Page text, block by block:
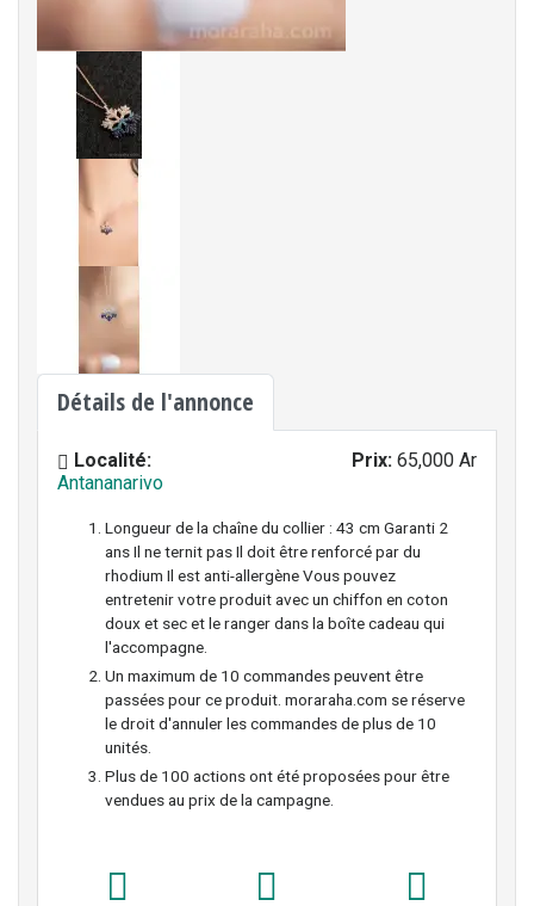
Détails de l'annonce
Localité:
Antananarivo
Prix: 65,000 Ar
Longueur de la chaîne du collier : 43 cm Garanti 2
ans Il ne ternit pas Il doit être renforcé par du
rhodium Il est anti-allergène Vous pouvez
entretenir votre produit avec un chiffon en coton
doux et sec et le ranger dans la boîte cadeau qui
l'accompagne.
Un maximum de 10 commandes peuvent être
passées pour ce produit. moraraha.com se réserve
le droit d'annuler les commandes de plus de 10
unités.
Plus de 100 actions ont été proposées pour être
vendues au prix de la campagne.